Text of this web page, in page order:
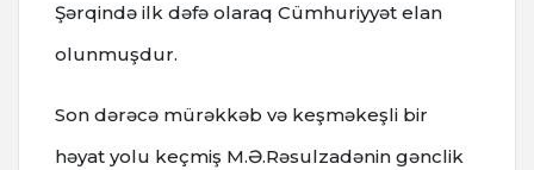
Şərqində ilk dəfə olaraq Cümhuriyyət elan
olunmuşdur.
Son dərəcə mürəkkəb və keşməkeşli bir
həyat yolu keçmiş M.Ə.Rəsulzadənin gənclik